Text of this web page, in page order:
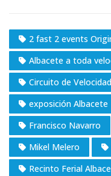
2 fast 2 events
Albacete a toda
Circuito de
exposición Albacete
Francisco Navarro
Mikel Melero
Recinto Ferial